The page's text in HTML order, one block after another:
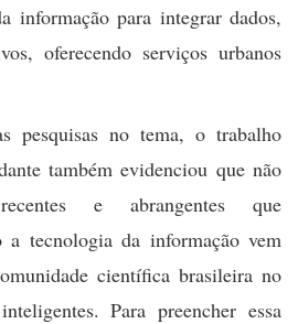
informação para integrar dados,
oferecendo serviços urbanos
pesquisas no tema, o trabalho
também evidenciou que não
e abrangentes que
a tecnologia da informação vem
científica brasileira no
Para preencher essa